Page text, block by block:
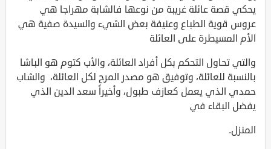
يحكي قصة عائلة غريبة من نوعها فالشابة مهراجا هي
عروس قوية الطباع وعنيفة بعض الشيء والسيدة صفية هي
الأم المسيطرة على العائلة
والتي تحاول التحكم بكل أفراد العائلة، والأب كتوم هو الباشا
بالنسبة للعائلة، وتوفيق هو مصدر المرح لكل العائلة، والشاب
حمدي الذي يعمل كعازف طبول، وأخيراً سعد الدين الذي
يفضل البقاء في
المنزل.